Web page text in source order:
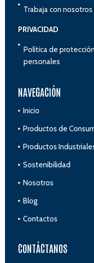
Trabaja con nosotros
PRIVACIDAD
Política de
personales
NAVEGACIÓN
Inicio
Productos de
Productos
Sostenibilidad
Nosotros
Blog
Contactos
CONTÁCTANOS